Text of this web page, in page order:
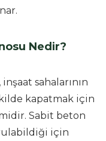
Nedir?
sahalarının
kapatmak için
Sabit beton
için